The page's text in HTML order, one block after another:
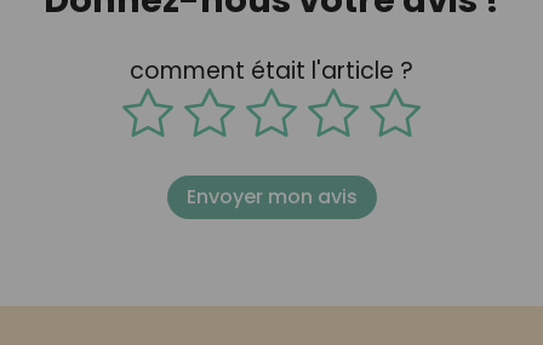
comment était l'article ?
Envoyer mon avis